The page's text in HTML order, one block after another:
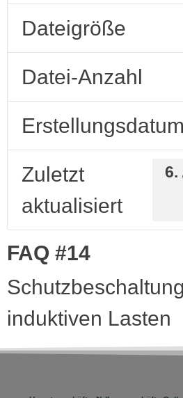
Dateigröße
Datei-Anzahl
Erstellungsdatum
Zuletzt
aktualisiert
6.
FAQ #14
induktiven Lasten